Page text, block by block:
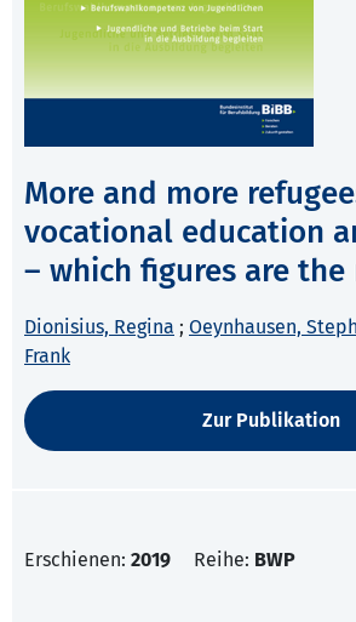
More and more
vocational education
– which figures are the
Dionisius, Regina ; Oeynhausen,
Frank
Zur Publikation
Erschienen: 2019 Reihe: BWP